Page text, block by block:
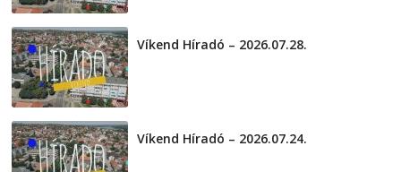
Víkend Híradó – 2026.07.28.
Víkend Híradó – 2026.07.24.